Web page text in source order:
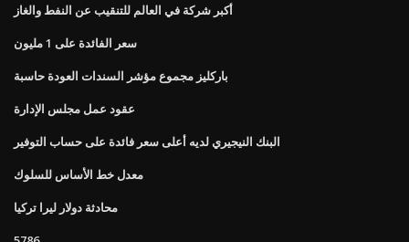
أكبر شركة في العالم للتنقيب عن النفط والغاز
سعر الفائدة على 1 مليون
باركليز مجموع مؤشر السندات العودة حاسبة
عقود عمل مجلس الإدارة
البنك النيجيري لديه أعلى سعر فائدة على حساب التوفير
معدل خط الأساس للسلوك
محادثة دولار ليرا تركيا